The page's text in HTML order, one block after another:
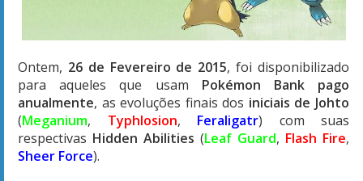
Ontem, 26 de Fevereiro de 2015, foi disponibilizado
para aqueles que usam Pokémon Bank pago
anualmente, as evoluções finais dos iniciais de Johto
(Meganium, Typhlosion, Feraligatr) com suas
respectivas Hidden Abilities (Leaf Guard, Flash Fire,
Sheer Force).